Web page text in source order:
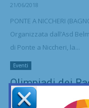
21/06/2018
PONTE A NICCHERI
Organizzata dall’Asd
di Ponte a Niccheri, la...
Eventi
Olimpiadi dei
Grassina la 7ª